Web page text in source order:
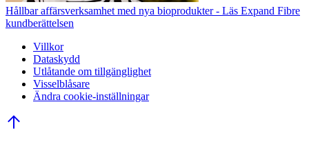
Hållbar affärsverksamhet med nya bioprodukter - Läs Expand Fibre
kundberättelsen
Villkor
Dataskydd
Utlåtande om tillgänglighet
Visselblåsare
Ändra cookie-inställningar